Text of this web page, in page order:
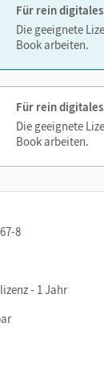
Beispiele
Für rein
Die geeignete
Book arbeiten.
Für rein
Die geeignete
Book arbeiten.
8
- 1 Jahr